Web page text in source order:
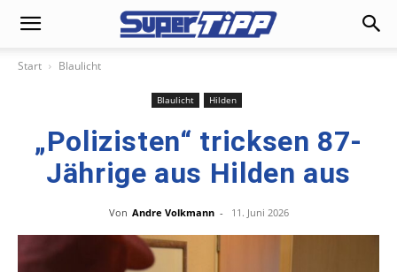
Start Blaulicht
Blaulicht Hilden
„Polizisten“ tricksen 87-
Jährige aus Hilden aus
Von Andre Volkmann - 11. Juni 2026